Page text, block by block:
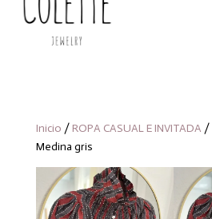
Inicio / ROPA CASUAL E INVITADA /
Medina gris